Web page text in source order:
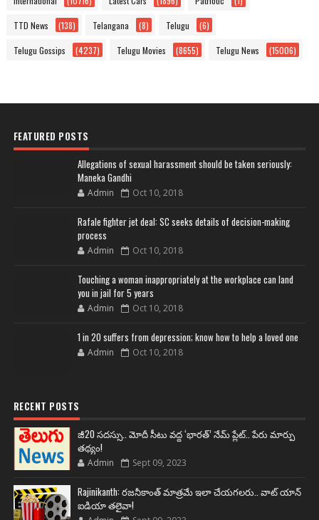
TTD News (138) Telangana (8) Telugu (6)
Telugu Gossips (4237) Telugu Movies (8655) Telugu News (15006)
FEATURED POSTS
Allegations of sexual harassment should be taken seriously:
Maneka Gandhi
Admin Oct 10, 2018
Rafale fighter jet deal: SC seeks details of decision-making
process
Admin Oct 10, 2018
Touching a woman inappropriately at the workplace can land
you in jail for 5 years
Admin Oct 10, 2018
1 in 20 suffers from depression; know how to help a loved one
Admin Oct 10, 2018
RECENT POSTS
జీ20 సదస్సు.. మోదీ సీటు వద్ద ‘భారత్’ నేమ్ ప్లేట్‌.. పేరు మార్పు
తథ్యం!
Admin Sept 09, 2023
Rajinikanth: రజనీకాంత్ మాత్రమే ఇలా చేయగలరు.. వాట్ యాన్
ఐడియా తలైవా!